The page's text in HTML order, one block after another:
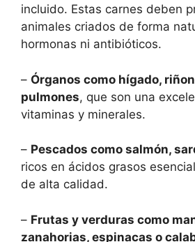
incluido. Estas carnes deben
animales criados de forma
hormonas ni antibióticos.
– Órganos como hígado,
pulmones, que son una
vitaminas y minerales.
– Pescados como salmón,
ricos en ácidos grasos
de alta calidad.
– Frutas y verduras como
zanahorias, espinacas o